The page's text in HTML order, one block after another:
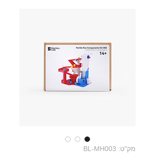
מק"ט: BL-MH003